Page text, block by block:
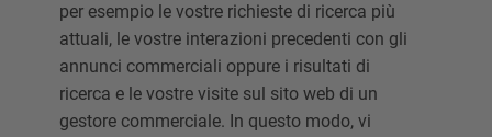
per esempio le vostre richieste di ricerca più
attuali, le vostre interazioni precedenti con gli
annunci commerciali oppure i risultati di
ricerca e le vostre visite sul sito web di un
gestore commerciale. In questo modo, vi